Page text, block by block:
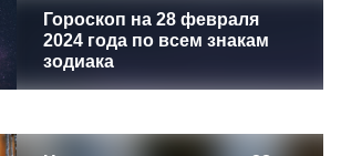
Гороскоп на 28 февраля
2024 года по всем знакам
зодиака